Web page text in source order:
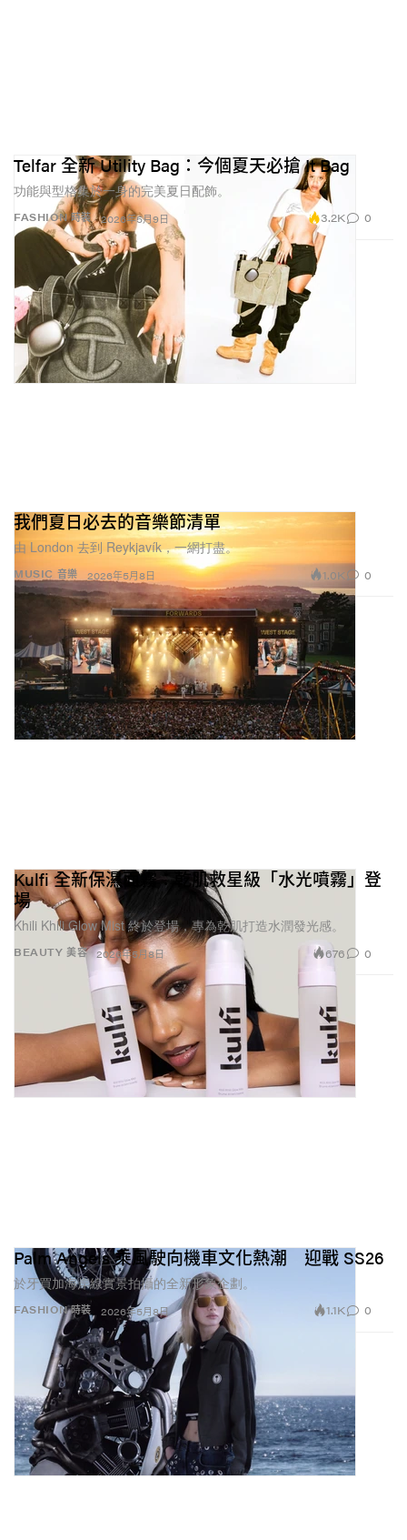
FASHION 時裝
Telfar 全新 Utility Bag：今個夏天必搶 It Bag
功能與型格集於一身的完美夏日配飾。
2026年5月9日 3.2K 0
MUSIC 音樂
我們夏日必去的音樂節清單
由 London 去到 Reykjavík，一網打盡。
2026年5月8日 1.0K 0
BEAUTY 美容
Kulfi 全新保濕面霧：乾肌救星級「水光噴霧」登
場
Khili Khili Glow Mist 終於登場，專為乾肌打造水潤發光感。
2026年5月8日 676 0
FASHION 時裝
Palm Angels 乘風駛向機車文化熱潮 迎戰 SS26
於牙買加海岸線實景拍攝的全新形象企劃。
2026年5月8日 1.1K 0